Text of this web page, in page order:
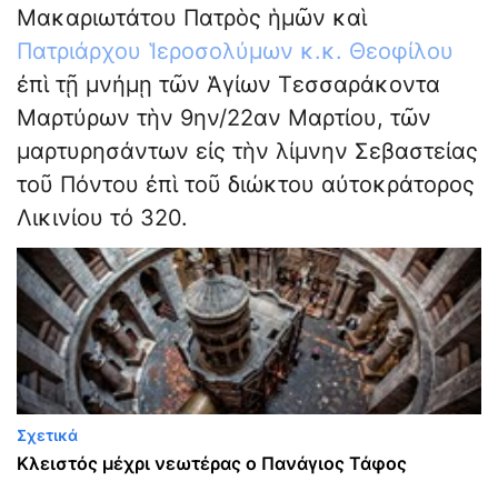
Μακαριωτάτου Πατρὸς ἡμῶν καὶ
Πατριάρχου Ἱεροσολύμων κ.κ. Θεοφίλου
ἐπὶ τῇ μνήμῃ τῶν Ἁγίων Τεσσαράκοντα
Μαρτύρων τὴν 9ην/22αν Μαρτίου, τῶν
μαρτυρησάντων εἰς τὴν λίμνην Σεβαστείας
τοῦ Πόντου ἐπὶ τοῦ διώκτου αὐτοκράτορος
Λικινίου τό 320.
Σχετικά
Κλειστός μέχρι νεωτέρας ο Πανάγιος Τάφος